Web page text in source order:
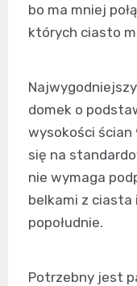
bo ma mniej
których ciasto
domek o
wysokości ścian
się na
nie wymaga
belkami z ciasta
popołudnie.
Potrzebny jest